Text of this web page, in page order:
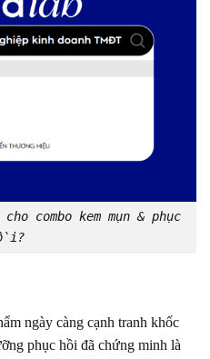
combo kem mụn & phục
ngày càng cạnh tranh khốc
phục hồi đã chứng minh là